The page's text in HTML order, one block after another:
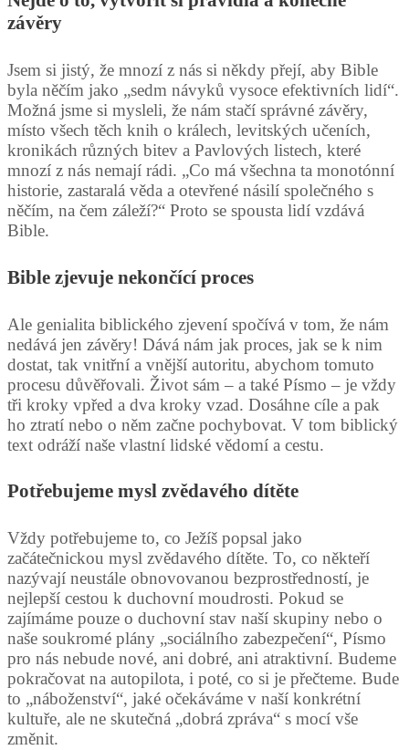
závěry
Jsem si jistý, že mnozí z nás si někdy přejí, aby Bible
byla něčím jako „sedm návyků vysoce efektivních lidí“.
Možná jsme si mysleli, že nám stačí správné závěry,
místo všech těch knih o králech, levitských učeních,
kronikách různých bitev a Pavlových listech, které
mnozí z nás nemají rádi. „Co má všechna ta monotónní
historie, zastaralá věda a otevřené násilí společného s
něčím, na čem záleží?“ Proto se spousta lidí vzdává
Bible.
Bible zjevuje nekončící proces
Ale genialita biblického zjevení spočívá v tom, že nám
nedává jen závěry! Dává nám jak proces, jak se k nim
dostat, tak vnitřní a vnější autoritu, abychom tomuto
procesu důvěřovali. Život sám – a také Písmo – je vždy
tři kroky vpřed a dva kroky vzad. Dosáhne cíle a pak
ho ztratí nebo o něm začne pochybovat. V tom biblický
text odráží naše vlastní lidské vědomí a cestu.
Potřebujeme mysl zvědavého dítěte
Vždy potřebujeme to, co Ježíš popsal jako
začátečnickou mysl zvědavého dítěte. To, co někteří
nazývají neustále obnovovanou bezprostředností, je
nejlepší cestou k duchovní moudrosti. Pokud se
zajímáme pouze o duchovní stav naší skupiny nebo o
naše soukromé plány „sociálního zabezpečení“, Písmo
pro nás nebude nové, ani dobré, ani atraktivní. Budeme
pokračovat na autopilota, i poté, co si je přečteme. Bude
to „náboženství“, jaké očekáváme v naší konkrétní
kultuře, ale ne skutečná „dobrá zpráva“ s mocí vše
změnit.